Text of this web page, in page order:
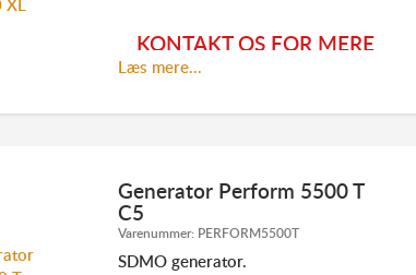
KONTAKT OS FOR MERE
INFORMATION:
TLF. 70 23 20 07
Læs mere...
Generator Perform 5500 T
C5
Varenummer: PERFORM5500T
SDMO generator.